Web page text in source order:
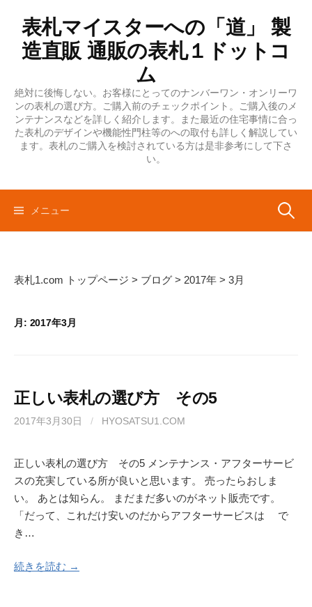
表札マイスターへの「道」 製
造直販 通販の表札１ドットコ
ム
絶対に後悔しない。お客様にとってのナンバーワン・オンリーワ
ンの表札の選び方。ご購入前のチェックポイント。ご購入後のメ
ンテナンスなどを詳しく紹介します。また最近の住宅事情に合っ
た表札のデザインや機能性門柱等のへの取付も詳しく解説してい
ます。表札のご購入を検討されている方は是非参考にして下さ
い。
メニュー 検
表札1.com トップページ > ブログ > 2017年 > 3月
月: 2017年3月
正しい表札の選び方 その5
2017年3月30日 / HYOSATSU1.COM
正しい表札の選び方 その5 メンテナンス・アフターサービ
スの充実している所が良いと思います。 売ったらおしま
い。 あとは知らん。 まだまだ多いのがネット販売です。
「だって、これだけ安いのだからアフターサービスは で
き…
続きを読む →